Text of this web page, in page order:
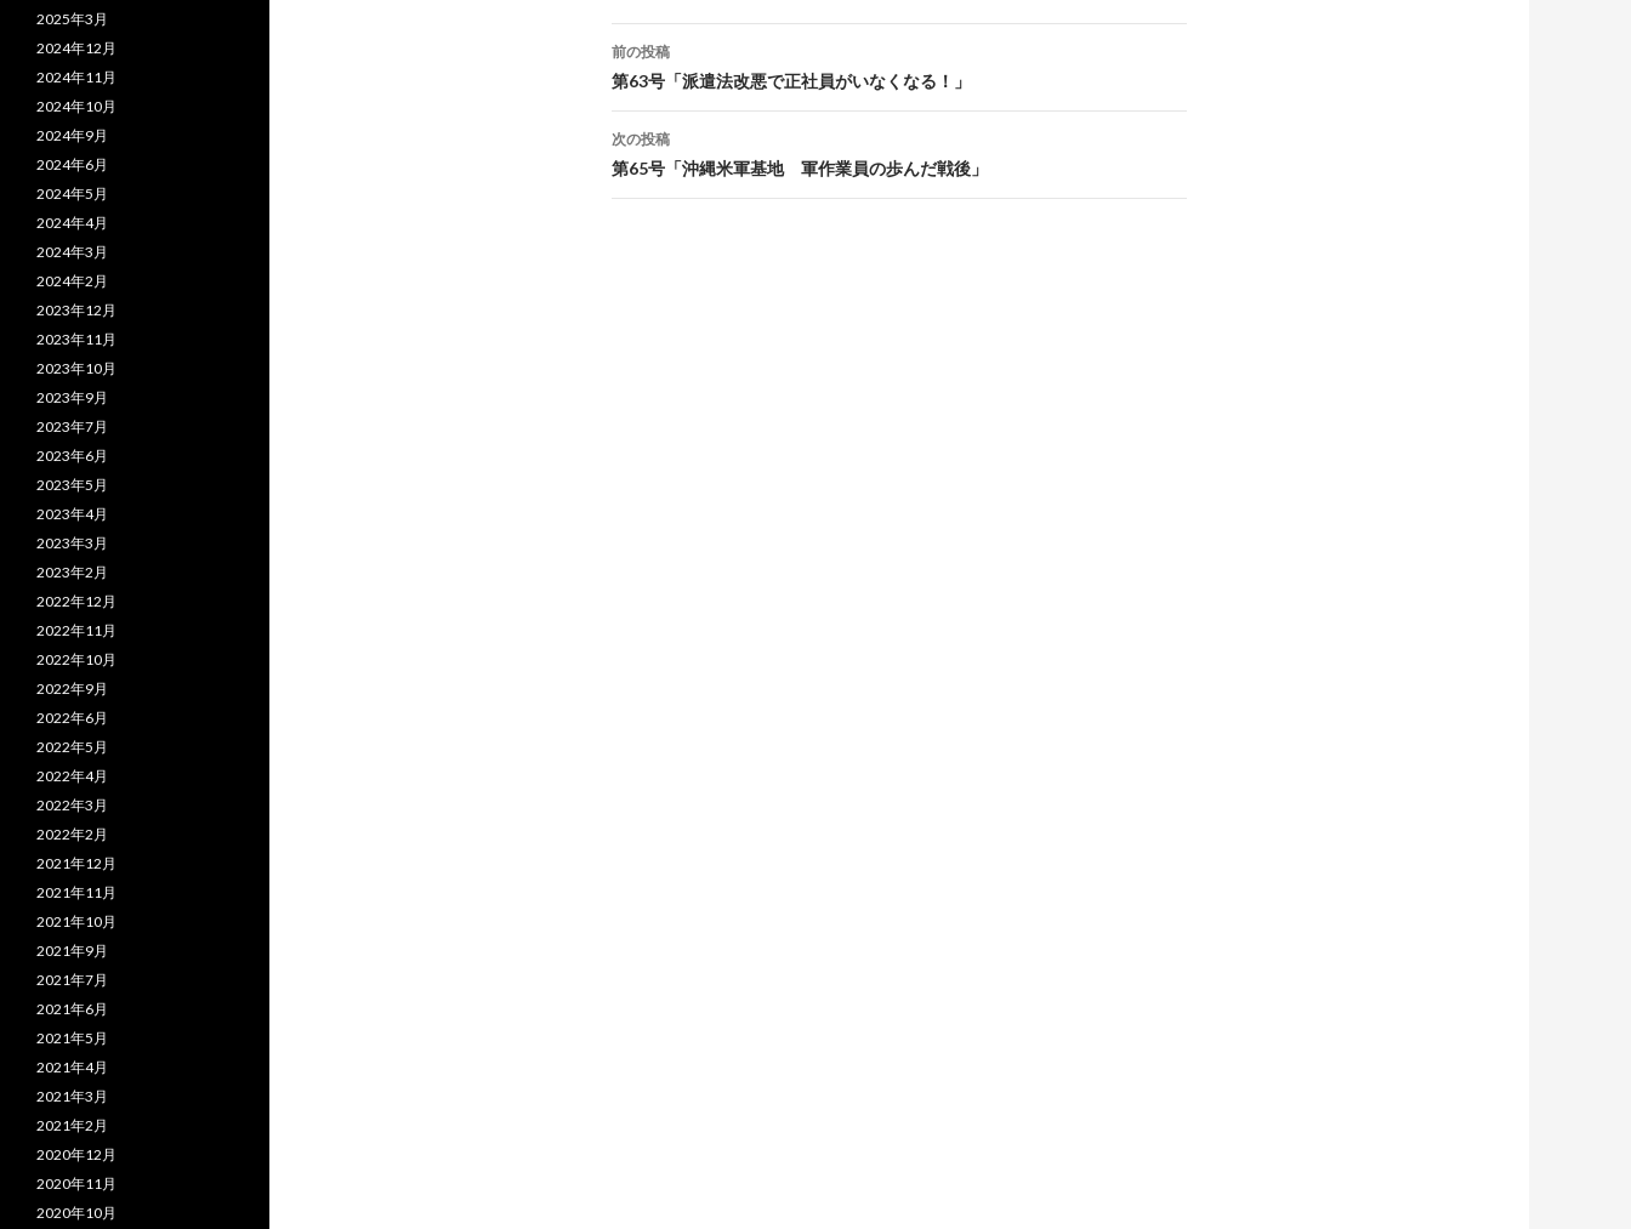
投
稿
ナ
前の投稿
第63号「派遣法改悪で正社員がいなくなる！」
次の投稿
第65号「沖縄米軍基地 軍作業員の歩んだ戦後」
2025年3月
2024年12月
2024年11月
2024年10月
2024年9月
2024年6月
2024年5月
2024年4月
2024年3月
2024年2月
2023年12月
2023年11月
2023年10月
2023年9月
2023年7月
2023年6月
2023年5月
2023年4月
2023年3月
2023年2月
2022年12月
2022年11月
2022年10月
2022年9月
2022年6月
2022年5月
2022年4月
2022年3月
2022年2月
2021年12月
2021年11月
2021年10月
2021年9月
2021年7月
2021年6月
2021年5月
2021年4月
2021年3月
2021年2月
2020年12月
2020年11月
2020年10月